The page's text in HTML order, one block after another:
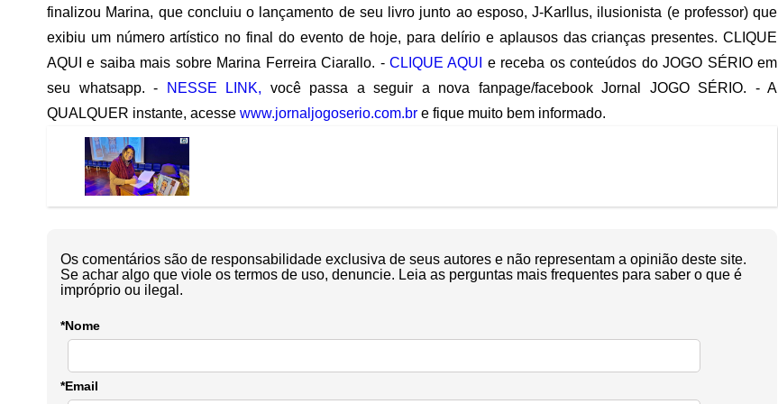
finalizou Marina, que concluiu o lançamento de seu livro junto ao esposo, J-Karllus, ilusionista (e professor) que
exibiu um número artístico no final do evento de hoje, para delírio e aplausos das crianças presentes. CLIQUE
AQUI e saiba mais sobre Marina Ferreira Ciarallo. - CLIQUE AQUI
e receba os conteúdos do JOGO SÉRIO em
seu whatsapp. -
NESSE LINK, você passa a seguir a nova fanpage/facebook Jornal JOGO SÉRIO. - A
QUALQUER instante, acesse www.jornaljogoserio.com.br e fique muito bem informado.
Os comentários são de responsabilidade exclusiva de seus autores e não representam a opinião deste site.
Se achar algo que viole os termos de uso, denuncie. Leia as perguntas mais frequentes para saber o que é
impróprio ou ilegal.
*Nome
*Email